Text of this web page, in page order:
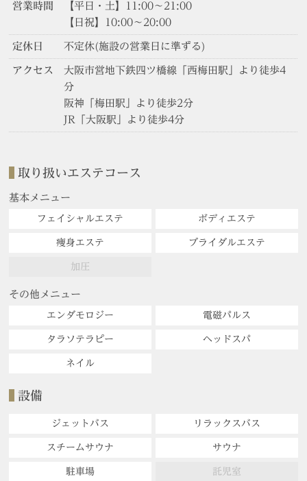
営業時間
【平日・土】11:00～21:00
【日祝】10:00～20:00
定休日 不定休(施設の営業日に準ずる)
アクセス
大阪市営地下鉄四ツ橋線「西梅田駅」より徒歩4
分
阪神「梅田駅」より徒歩2分
JR「大阪駅」より徒歩4分
取り扱いエステコース
基本メニュー
フェイシャルエステ ボディエステ
痩身エステ ブライダルエステ
加圧
その他メニュー
エンダモロジー 電磁パルス
タラソテラピー ヘッドスパ
ネイル
設備
ジェットバス リラックスバス
スチームサウナ サウナ
駐車場 託児室